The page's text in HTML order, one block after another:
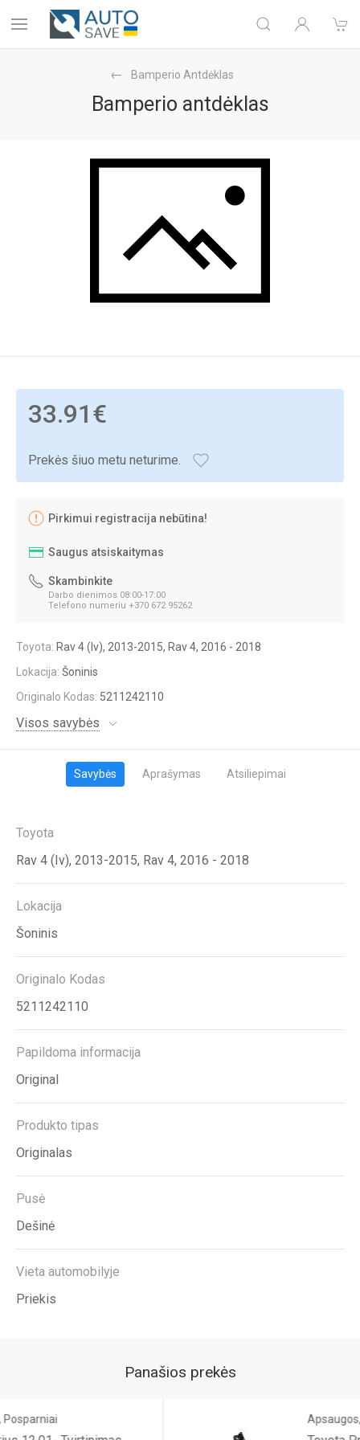
Bamperio Antdėklas
Bamperio antdėklas
33.91€
Prekės šiuo metu neturime.
Pirkimui registracija nebūtina!
Saugus atsiskaitymas
Skambinkite
Darbo dienimos 08:00-17:00
Telefono numeriu +370 672 95262
Toyota: Rav 4 (Iv), 2013-2015, Rav 4, 2016 - 2018
Lokacija: Šoninis
Originalo Kodas: 5211242110
Visos savybės
Savybės Aprašymas Atsiliepimai
Toyota
Rav 4 (Iv), 2013-2015, Rav 4, 2016 - 2018
Lokacija
Šoninis
Originalo Kodas
5211242110
Papildoma informacija
Original
Produkto tipas
Originalas
Pusė
Dešinė
Vieta automobilyje
Priekis
Panašios prekės